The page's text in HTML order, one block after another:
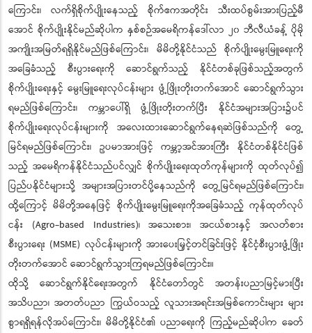
ကြောင်း၊ လက်ရှိစိုက်ပျိုးနေသည့် စိုက်ဧကအတိုင်း သီးထပ်စွမ်းအားပြည့်မီ
အောင် စိုက်ပျိုးနိုင်မည်ဆိုပါက နှစ်စဉ်အမေရိကန်ဒေါ်လာ ၂၀ ဘီလီယံခန့် ပိုမို
အကျိုးအမြတ်ရရှိနိုင်မည်ဖြစ်ကြောင်း၊ မိမိတို့နိုင်ငံသည် စိုက်ပျိုးမွေးမြူရေးကို
အခြေခံသည့် စီးပွားရေးကို ဆောင်ရွက်သည့် နိုင်ငံတစ်ခုဖြစ်သည့်အတွက်
စိုက်ပျိုးရေးနှင့် မွေးမြူရေးလုပ်ငန်းများ ဖွံ့ဖြိုးတိုးတက်အောင် ဆောင်ရွက်သွား
ရမည်ဖြစ်ကြောင်း၊ ကမ္ဘာပေါ်ရှိ ဖွံ့ဖြိုးတိုးတက်ပြီး နိုင်ငံအများအပြား၌ပင်
စိုက်ပျိုးရေးလုပ်ငန်းများကို အလေးထားဆောင်ရွက်နေရဆဲဖြစ်သည်ကို တွေ့
မြင်ရမည်ဖြစ်ကြောင်း၊ ဥပမာအားဖြင့် ကမ္ဘာ့အင်အားကြီး နိုင်ငံတစ်နိုင်ငံဖြစ်
သည့် အမေရိကန်နိုင်ငံသည်ပင်လျှင် စိုက်ပျိုးရေးထုတ်ကုန်များကို ထုတ်လုပ်၍
ပြည်ပနိုင်ငံများသို့ အများအပြားတင်ပို့နေသည်ကို တွေ့မြင်ရမည်ဖြစ်ကြောင်း၊
ထို့ကြောင့် မိမိတို့အနေဖြင့် စိုက်ပျိုးမွေးမြူရေးကိုအခြေခံသည့် ကုန်ထုတ်လုပ်
ငန်း (Agro-based Industries)၊ အသေးစား၊ အငယ်စားနှင့် အလတ်စား
စီးပွားရေး (MSME) လုပ်ငန်းများကို အားပေးမြှင့်တင်ခြင်းဖြင့် နိုင်ငံ့စီးပွားဖွံ့ဖြိုး
တိုးတက်အောင် ဆောင်ရွက်သွားကြရမည်ဖြစ်ကြောင်း။
ထိုသို့ ဆောင်ရွက်နိုင်ရေးအတွက် နိုင်ငံတော်တွင် အတန်းပညာမြင့်မားပြီး
အသိပညာ၊ အတတ်ပညာ ကြွယ်ဝသည့် လူသားအရင်းအမြစ်ကောင်းများ များ
စွာရရှိရန်လိုအပ်ကြောင်း၊ မိမိတို့နိုင်ငံ၏ ပညာရေးကို ကြည့်မည်ဆိုပါက ခေတ်